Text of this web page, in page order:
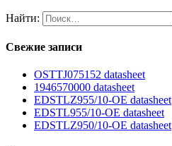
Найти:
Свежие записи
OSTTJ075152 datasheet
1946570000 datasheet
EDSTLZ955/10-OE datasheet
EDSTL955/10-OE datasheet
EDSTLZ950/10-OE datasheet